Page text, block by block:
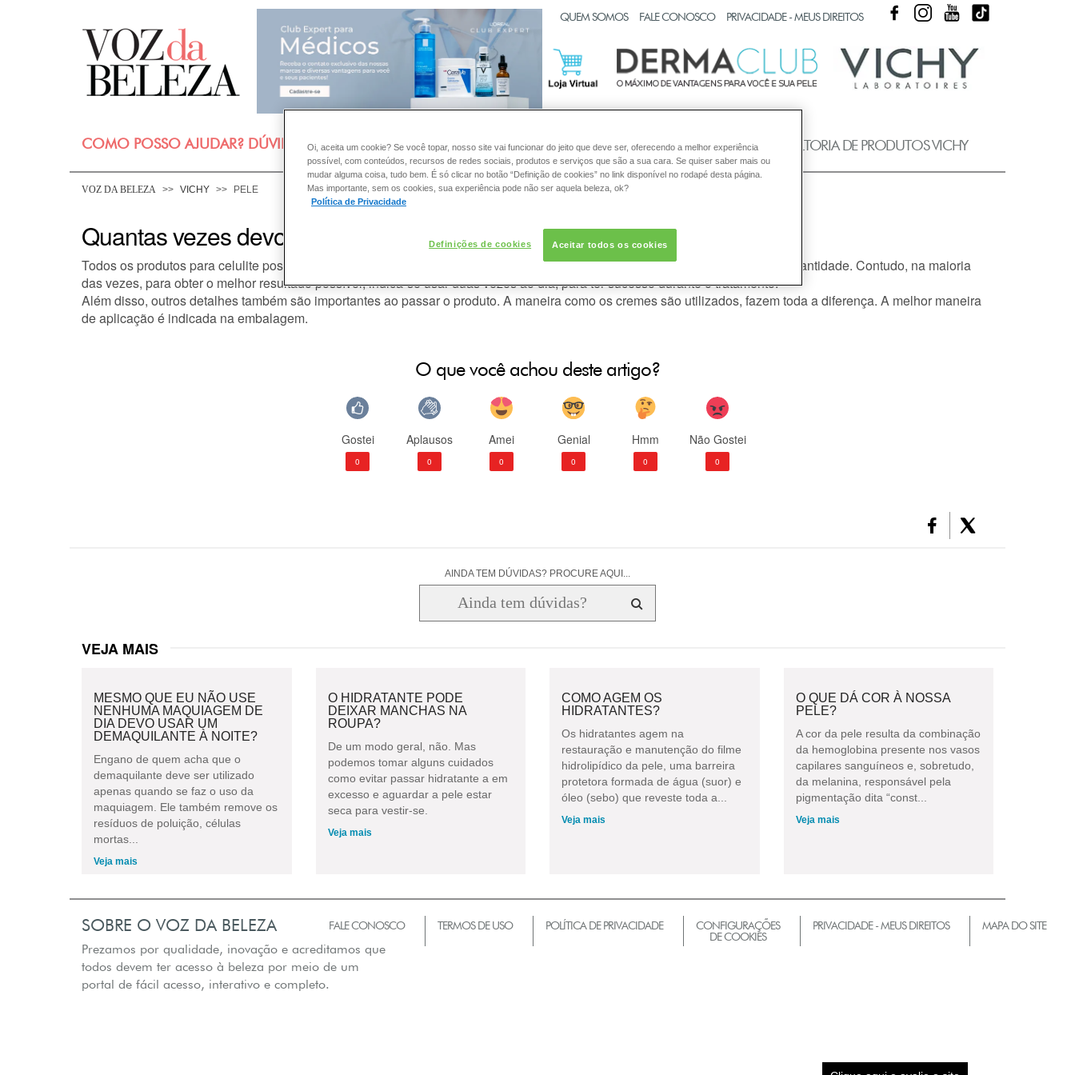
QUEM SOMOS FALE CONOSCO PRIVACIDADE - MEUS DIREITOS
FACEBOOKINSTAGRAM
YOUTUBE
COMO POSSO AJUDAR? DÚVIDAS SOBRE: PELE CABELO DESODORANTE SOLAR DERMACLUB CONSULTORIA DE PRODUTOS VICHY
VOZ DA BELEZA VICHY PELE
Quantas vezes devo aplicar o produto de celulite/redutor ao dia?
Todos os produtos para celulite possuem na embalagem orientações de como devem ser usados, quantas vezes ao dia, e a quantidade. Contudo, na maioria
das vezes, para obter o melhor resultado possível, indica-se usarduas vezes ao dia, para ter sucesso durante otratamento.
Além disso, outros detalhes também são importantes ao passar o produto. A maneira como os cremes são utilizados, fazem toda a diferença. A melhor maneira
deaplicação é indicada na embalagem.
O que você achou deste artigo?
Gostei
0
Aplausos
0
Amei
0
Genial
0
Hmm
0
Não Gostei
0
AINDA TEM DÚVIDAS? PROCURE AQUI...
VEJA MAIS
MESMO QUE EU NÃO USE
NENHUMA MAQUIAGEM DE
DIA DEVO USAR UM
DEMAQUILANTE À NOITE?
Engano de quem acha que o
demaquilante deve ser utilizado
apenas quando se faz o uso da
maquiagem. Ele também remove os
resíduos de poluição, células
mortas...
Veja mais
O HIDRATANTE PODE
DEIXAR MANCHAS NA
ROUPA?
De um modo geral, não. Mas
podemos tomar alguns cuidados
como evitar passar hidratante a em
excesso e aguardar a pele estar
seca para vestir-se.
Veja mais
COMO AGEM OS
HIDRATANTES?
Os hidratantes agem na
restauração e manutenção do filme
hidrolipídico da pele, uma barreira
protetora formada de água (suor) e
óleo (sebo) que reveste toda a...
Veja mais
O QUE DÁ COR À NOSSA
PELE?
A cor da pele resulta da combinação
da hemoglobina presente nos vasos
capilares sanguíneos e, sobretudo,
da melanina, responsável pela
pigmentação dita “const...
Veja mais
SOBRE O VOZ DA BELEZA
Prezamos por qualidade, inovação e acreditamos que
todos devem ter acesso à beleza por meio de um
portal de fácil acesso, interativo e completo.
FALE CONOSCO TERMOS DE USO POLÍTICA DE PRIVACIDADE
CONFIGURAÇÕES
DE COOKIES
PRIVACIDADE - MEUS DIREITOS MAPA DO SITE
Oi, aceita um cookie? Se você topar, nosso site vai funcionar do jeito que deve ser, oferecendo a melhor experiência
possível, com conteúdos, recursos de redes sociais, produtos e serviços que são a sua cara. Se quiser saber mais ou
mudar alguma coisa, tudo bem. É só clicar no botão “Definição de cookies” no link disponível no rodapé desta página.
Mas importante, sem os cookies, sua experiência pode não ser aquela beleza, ok?
Política de Privacidade
Definições de cookies Aceitar todos os cookies